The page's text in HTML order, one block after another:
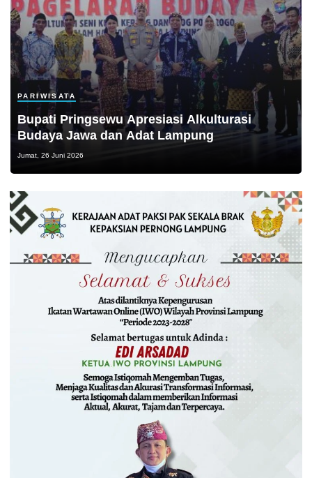
PARIWISATA
Bupati Pringsewu Apresiasi Alkulturasi
Budaya Jawa dan Adat Lampung
Jumat, 26 Juni 2026